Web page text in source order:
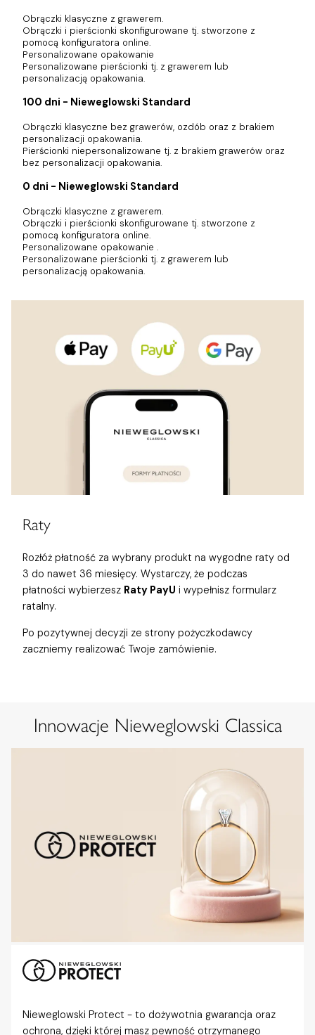
Obrączki klasyczne z grawerem.
Obrączki i pierścionki skonfigurowane tj. stworzone z
pomocą konfiguratora online.
Personalizowane opakowanie
Personalizowane pierścionki tj. z grawerem lub
personalizacją opakowania.
100 dni - Nieweglowski Standard
Obrączki klasyczne bez grawerów, ozdób oraz z brakiem
personalizacji opakowania.
Pierścionki niepersonalizowane tj. z brakiem grawerów oraz
bez personalizacji opakowania.
0 dni - Nieweglowski Standard
Obrączki klasyczne z grawerem.
Obrączki i pierścionki skonfigurowane tj. stworzone z
pomocą konfiguratora online.
Personalizowane opakowanie .
Personalizowane pierścionki tj. z grawerem lub
personalizacją opakowania.
Raty
Rozłóż płatność za wybrany produkt na wygodne raty od
3 do nawet 36 miesięcy. Wystarczy, że podczas
płatności wybierzesz Raty PayU i wypełnisz formularz
ratalny.
Po pozytywnej decyzji ze strony pożyczkodawcy
zaczniemy realizować Twoje zamówienie.
Innowacje Nieweglowski Classica
Nieweglowski Protect - to dożywotnia gwarancja oraz
ochrona, dzięki której masz pewność otrzymanego